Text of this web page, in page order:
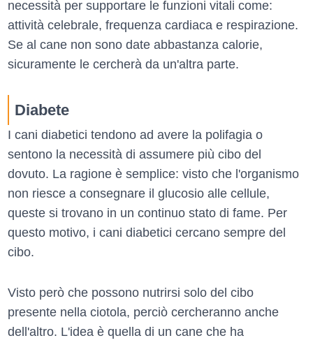
necessità per supportare le funzioni vitali come:
attività celebrale, frequenza cardiaca e respirazione.
Se al cane non sono date abbastanza calorie,
sicuramente le cercherà da un'altra parte.
Diabete
I cani diabetici tendono ad avere la polifagia o
sentono la necessità di assumere più cibo del
dovuto. La ragione è semplice: visto che l'organismo
non riesce a consegnare il glucosio alle cellule,
queste si trovano in un continuo stato di fame. Per
questo motivo, i cani diabetici cercano sempre del
cibo.
Visto però che possono nutrirsi solo del cibo
presente nella ciotola, perciò cercheranno anche
dell'altro. L'idea è quella di un cane che ha